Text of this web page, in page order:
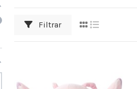
Filtrar